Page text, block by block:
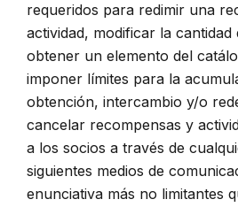
requeridos para redimir una
actividad, modificar la
obtener un elemento del
imponer límites para la
obtención, intercambio y/o
cancelar recompensas y
a los socios a través de
siguientes medios de
enunciativa más no limitantes